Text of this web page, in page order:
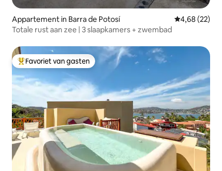
Appartement in Barra de Potosí Gemiddelde
4,68 (22)
Totale rust aan zee | 3 slaapkamers + zwembad
Topfavoriet van gasten
Favoriet van gasten